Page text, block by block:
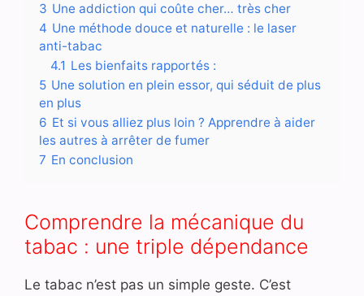
3 Une addiction qui coûte cher… très cher
4 Une méthode douce et naturelle : le laser
anti-tabac
4.1 Les bienfaits rapportés :
5 Une solution en plein essor, qui séduit de plus
en plus
6 Et si vous alliez plus loin ? Apprendre à aider
les autres à arrêter de fumer
7 En conclusion
Comprendre la mécanique du
tabac : une triple dépendance
Le tabac n’est pas un simple geste. C’est